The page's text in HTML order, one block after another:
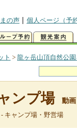
の声
個人ページ（予
ト > 龍ヶ岳山頂自然公
ンプ場 動
キャンプ場・野営場